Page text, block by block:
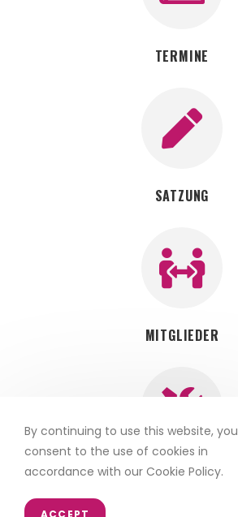
TERMINE
SATZUNG
MITGLIEDER
DOWNLOADS
By continuing to use this website, you
consent to the use of cookies in
accordance with our Cookie Policy.
ACCEPT